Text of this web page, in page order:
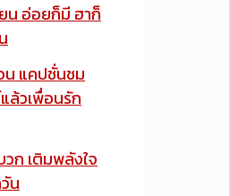
น อ่อยก็มี ฮาก็
น แคปชั่นชม
ล้วเพื่อนรัก
ก เติมพลังใจ
น